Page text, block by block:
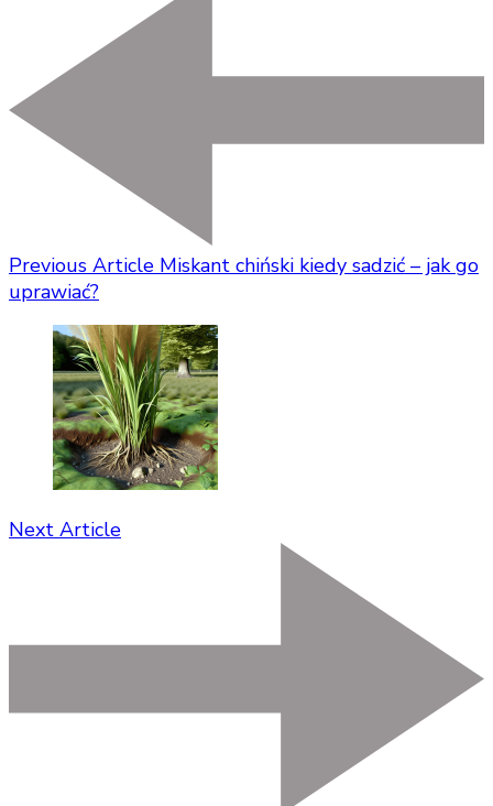
Previous Article Miskant chiński kiedy sadzić – jak go
uprawiać?
Next Article